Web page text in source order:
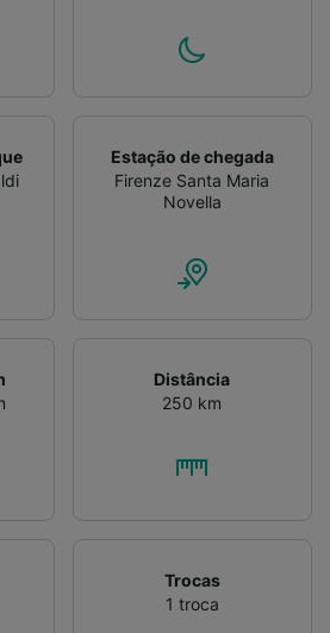
Estação de chegada
Firenze Santa Maria
Novella
Distância
250 km
Trocas
1 troca
Armazenar e/ou
em um dispositivo.
personalizados,
e conteúdo, pesquisa
(fornecedores)